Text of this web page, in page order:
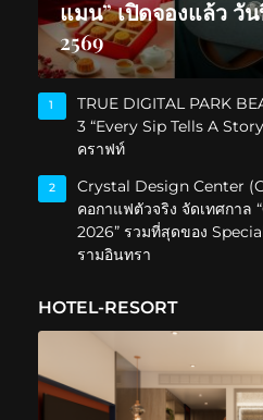
แมน” เปิดจองแล้ว วั
2569
1
TRUE DIGITAL PARK
3 “Every Sip Tells A
คราฟท์
2
Crystal Design Center
คอกาแฟตัวจริง จัดเทศกาล
2026” รวมที่สุดของ
รามอินทรา
HOTEL-RESORT